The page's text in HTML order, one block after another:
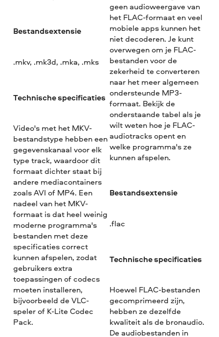
Bestandsextensie
.mkv, .mk3d, .mka, .mks
Technische specificaties
Video's met het MKV-
bestandstype hebben een
gegevenskanaal voor elk
type track, waardoor dit
formaat dichter staat bij
andere mediacontainers
zoals AVI of MP4. Een
nadeel van het MKV-
formaat is dat heel weinig
moderne programma's
bestanden met deze
specificaties correct
kunnen afspelen, zodat
gebruikers extra
toepassingen of codecs
moeten installeren,
bijvoorbeeld de VLC-
speler of K-Lite Codec
Pack.
geen audioweergave van
het FLAC-formaat en veel
mobiele apps kunnen het
niet decoderen. Je kunt
overwegen om je FLAC-
bestanden voor de
zekerheid te converteren
naar het meer algemeen
ondersteunde MP3-
formaat. Bekijk de
onderstaande tabel als je
wilt weten hoe je FLAC-
audiotracks opent en
welke programma's ze
kunnen afspelen.
Bestandsextensie
.flac
Technische specificaties
Hoewel FLAC-bestanden
gecomprimeerd zijn,
hebben ze dezelfde
kwaliteit als de bronaudio.
De audiobestanden in